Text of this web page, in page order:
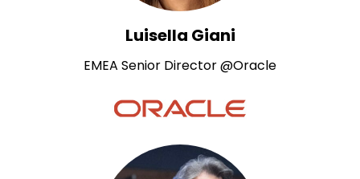
Luisella Giani
EMEA Senior Director @Oracle